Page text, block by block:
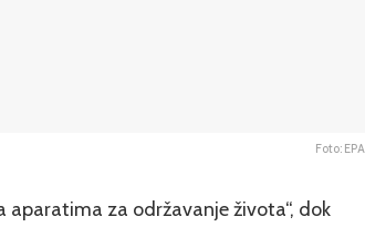
Foto: EPA
aparatima za održavanje života“, dok